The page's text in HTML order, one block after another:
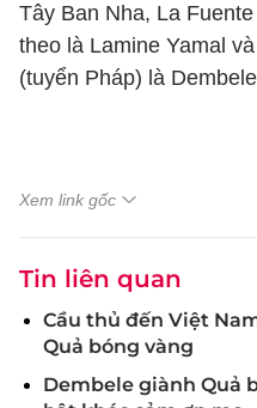
Tây Ban Nha, La
theo là Lamine Yamal
(tuyển Pháp) là
Xem link gốc
Tin liên quan
Cầu thủ đến Việt
Quả bóng vàng
Dembele giành Quả